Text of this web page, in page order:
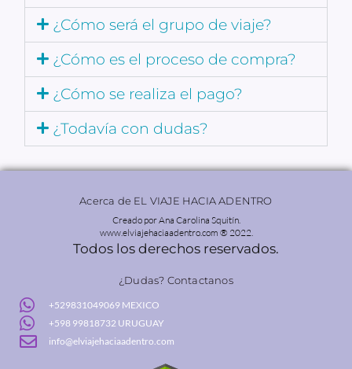
¿Cómo será el grupo de viaje?
¿Cómo es el proceso de compra?
¿Cómo se realiza el pago?
¿Todavía con dudas?
Acerca de EL VIAJE HACIA ADENTRO
Creado por Ana Carolina Squitín.
www.elviajehaciaadentro.com ® 2022.
Todos los derechos reservados.
¿Dudas? Contactanos
+529831049069 MEXICO
+598 99818732 URUGUAY
info@elviajehaciaadentro.com